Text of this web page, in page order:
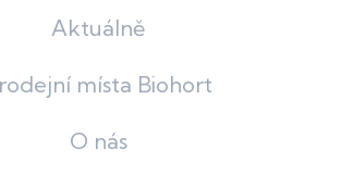
Aktuálně
místa Biohort
O nás